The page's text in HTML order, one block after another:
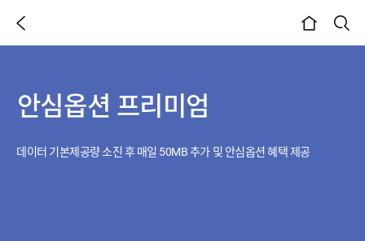
안심옵션 프리미엄
데이터 기본제공량 소진 후 매일 50MB 추가 및 안심옵션 혜택 제공